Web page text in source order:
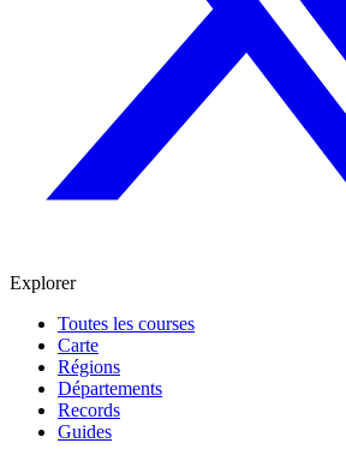
Explorer
Toutes les courses
Carte
Régions
Départements
Records
Guides